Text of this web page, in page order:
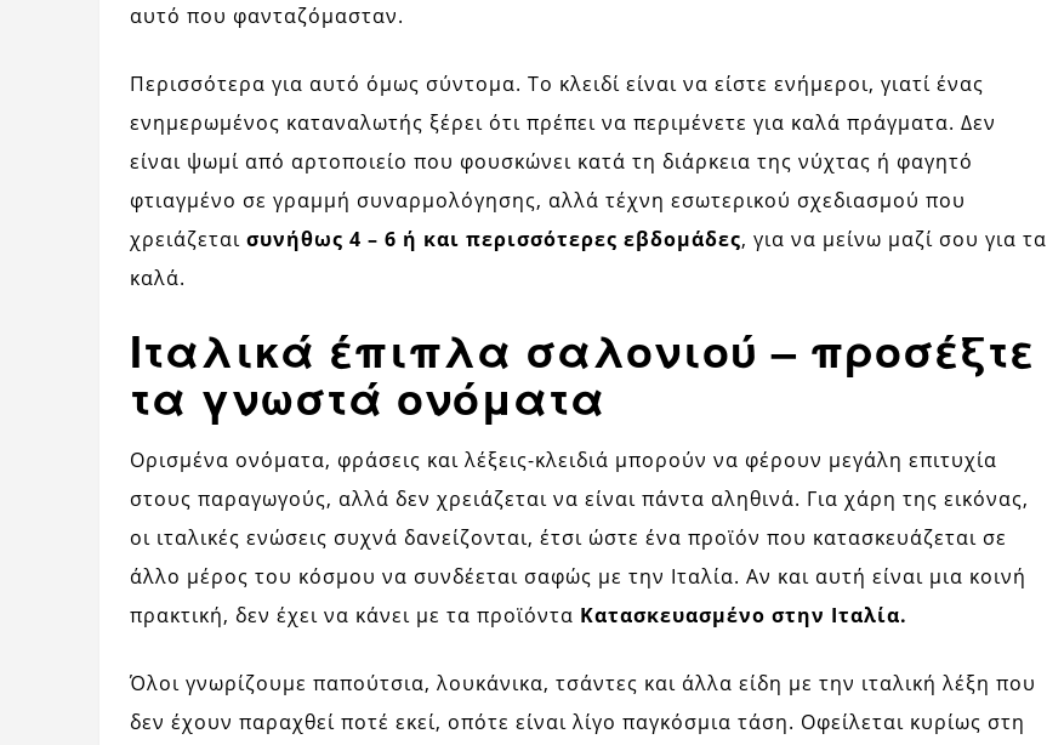
αυτό που φανταζόμασταν.
Περισσότερα για αυτό όμως σύντομα. Το κλειδί είναι να είστε ενήμεροι, γιατί ένας
ενημερωμένος καταναλωτής ξέρει ότι πρέπει να περιμένετε για καλά πράγματα. Δεν
είναι ψωμί από αρτοποιείο που φουσκώνει κατά τη διάρκεια της νύχτας ή φαγητό
φτιαγμένο σε γραμμή συναρμολόγησης, αλλά τέχνη εσωτερικού σχεδιασμού που
χρειάζεται συνήθως 4 – 6 ή και περισσότερες εβδομάδες, για να μείνω μαζί σου για τα
καλά.
Ιταλικά έπιπλα σαλονιού – προσέξτε
τα γνωστά ονόματα
Ορισμένα ονόματα, φράσεις και λέξεις-κλειδιά μπορούν να φέρουν μεγάλη επιτυχία
στους παραγωγούς, αλλά δεν χρειάζεται να είναι πάντα αληθινά. Για χάρη της εικόνας,
οι ιταλικές ενώσεις συχνά δανείζονται, έτσι ώστε ένα προϊόν που κατασκευάζεται σε
άλλο μέρος του κόσμου να συνδέεται σαφώς με την Ιταλία. Αν και αυτή είναι μια κοινή
πρακτική, δεν έχει να κάνει με τα προϊόντα Κατασκευασμένο στην Ιταλία.
Όλοι γνωρίζουμε παπούτσια, λουκάνικα, τσάντες και άλλα είδη με την ιταλική λέξη που
δεν έχουν παραχθεί ποτέ εκεί, οπότε είναι λίγο παγκόσμια τάση. Οφείλεται κυρίως στη